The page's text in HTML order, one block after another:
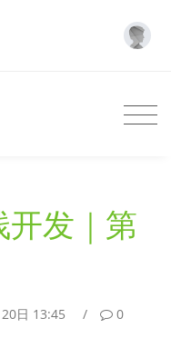
开发｜第
日 13:45 /
0